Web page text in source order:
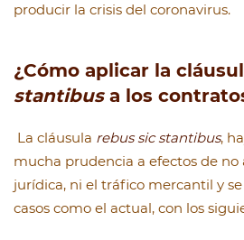
producir la crisis del coronavirus.
¿Cómo aplicar la
stantibusa los
La cláusula rebus sic stantibus,
mucha prudencia a efectos de
jurídica, ni el tráfico mercantil y
casos como el actual, con los